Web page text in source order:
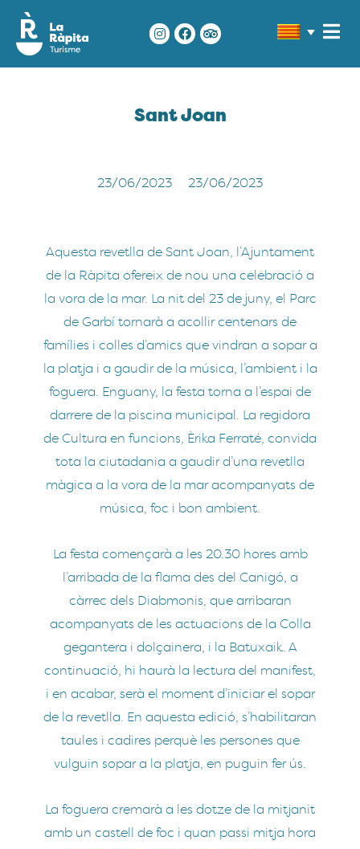
Sant Joan
23/06/2023 23/06/2023
Aquesta revetlla de Sant Joan, l’Ajuntament
de la Ràpita ofereix de nou una celebració a
la vora de la mar. La nit del 23 de juny, el Parc
de Garbí tornarà a acollir centenars de
famílies i colles d’amics que vindran a sopar a
la platja i a gaudir de la música, l’ambient i la
foguera. Enguany, la festa torna a l’espai de
darrere de la piscina municipal. La regidora
de Cultura en funcions, Èrika Ferraté, convida
tota la ciutadania a gaudir d’una revetlla
màgica a la vora de la mar acompanyats de
música, foc i bon ambient.
La festa començarà a les 20.30 hores amb
l’arribada de la flama des del Canigó, a
càrrec dels Diabmonis, que arribaran
acompanyats de les actuacions de la Colla
gegantera i dolçainera, i la Batuxaik. A
continuació, hi haurà la lectura del manifest,
i en acabar, serà el moment d’iniciar el sopar
de la revetlla. En aquesta edició, s’habilitaran
taules i cadires perquè les persones que
vulguin sopar a la platja, en puguin fer ús.
La foguera cremarà a les dotze de la mitjanit
amb un castell de foc i quan passi mitja hora